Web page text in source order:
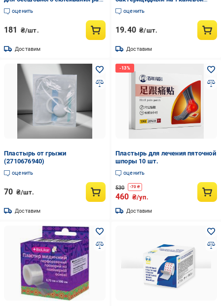
12x100 мм (AN001534)
оценить
181 ₴/шт.
Доставим
основе 19x72 мм стерильные 10
шт.
оценить
19.40 ₴/шт.
Доставим
Пластырь от грыжи
(2710676940)
оценить
70 ₴/шт.
Доставим
Пластырь для лечения пяточной
шпоры 10 шт.
оценить
530 -70 ₴
460 ₴/уп.
Доставим